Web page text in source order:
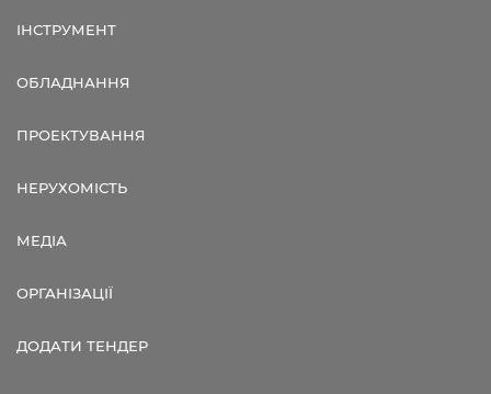
ІНСТРУМЕНТ
ОБЛАДНАННЯ
ПРОЕКТУВАННЯ
НЕРУХОМІСТЬ
МЕДІА
ОРГАНІЗАЦІЇ
ДОДАТИ ТЕНДЕР